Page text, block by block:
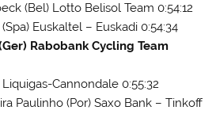
(Bel) Lotto Belisol Team 0:54:12
Euskaltel – Euskadi 0:54:34
Rabobank Cycling Team
Cannondale 0:55:32
Paulinho (Por) Saxo Bank – Tinkoff